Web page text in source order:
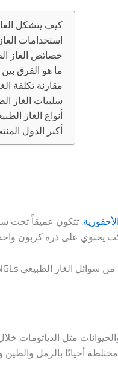
كيف يتشكل
استخدامات
خصائص الغاز
ما هو الفرق
مقارنة تكلفة
سلبيات الغاز
أنواع الغاز
أكبر الدول
. تتكون عميقاً تحت
والحيوانات مثل
أحيانًا بالرمل والطين